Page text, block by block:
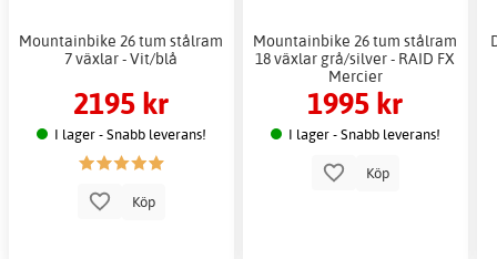
Mountainbike 26 tum stålram
7 växlar - Vit/blå
2195 kr
I lager - Snabb leverans!
Köp
Mountainbike 26 tum stålram
18 växlar grå/silver - RAID FX
Mercier
1995 kr
I lager - Snabb leverans!
Köp